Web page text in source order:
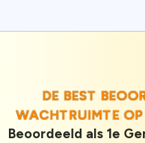
DE BEST
WACHTRUIMTE OP
Beoordeeld als 1e